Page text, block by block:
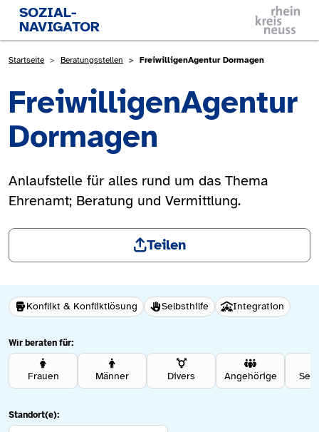
Direkt zum Inhalt
SOZIAL-
NAVIGATOR
Pfadnavigation
Startseite Beratungsstellen FreiwilligenAgentur Dormagen
FreiwilligenAgentur
Dormagen
Anlaufstelle für alles rund um das Thema
Ehrenamt; Beratung und Vermittlung.
Teilen
Konflikt & Konfliktlösung Selbsthilfe Integration
Wir beraten für:
Frauen Männer Divers Angehörige
Standort(e):